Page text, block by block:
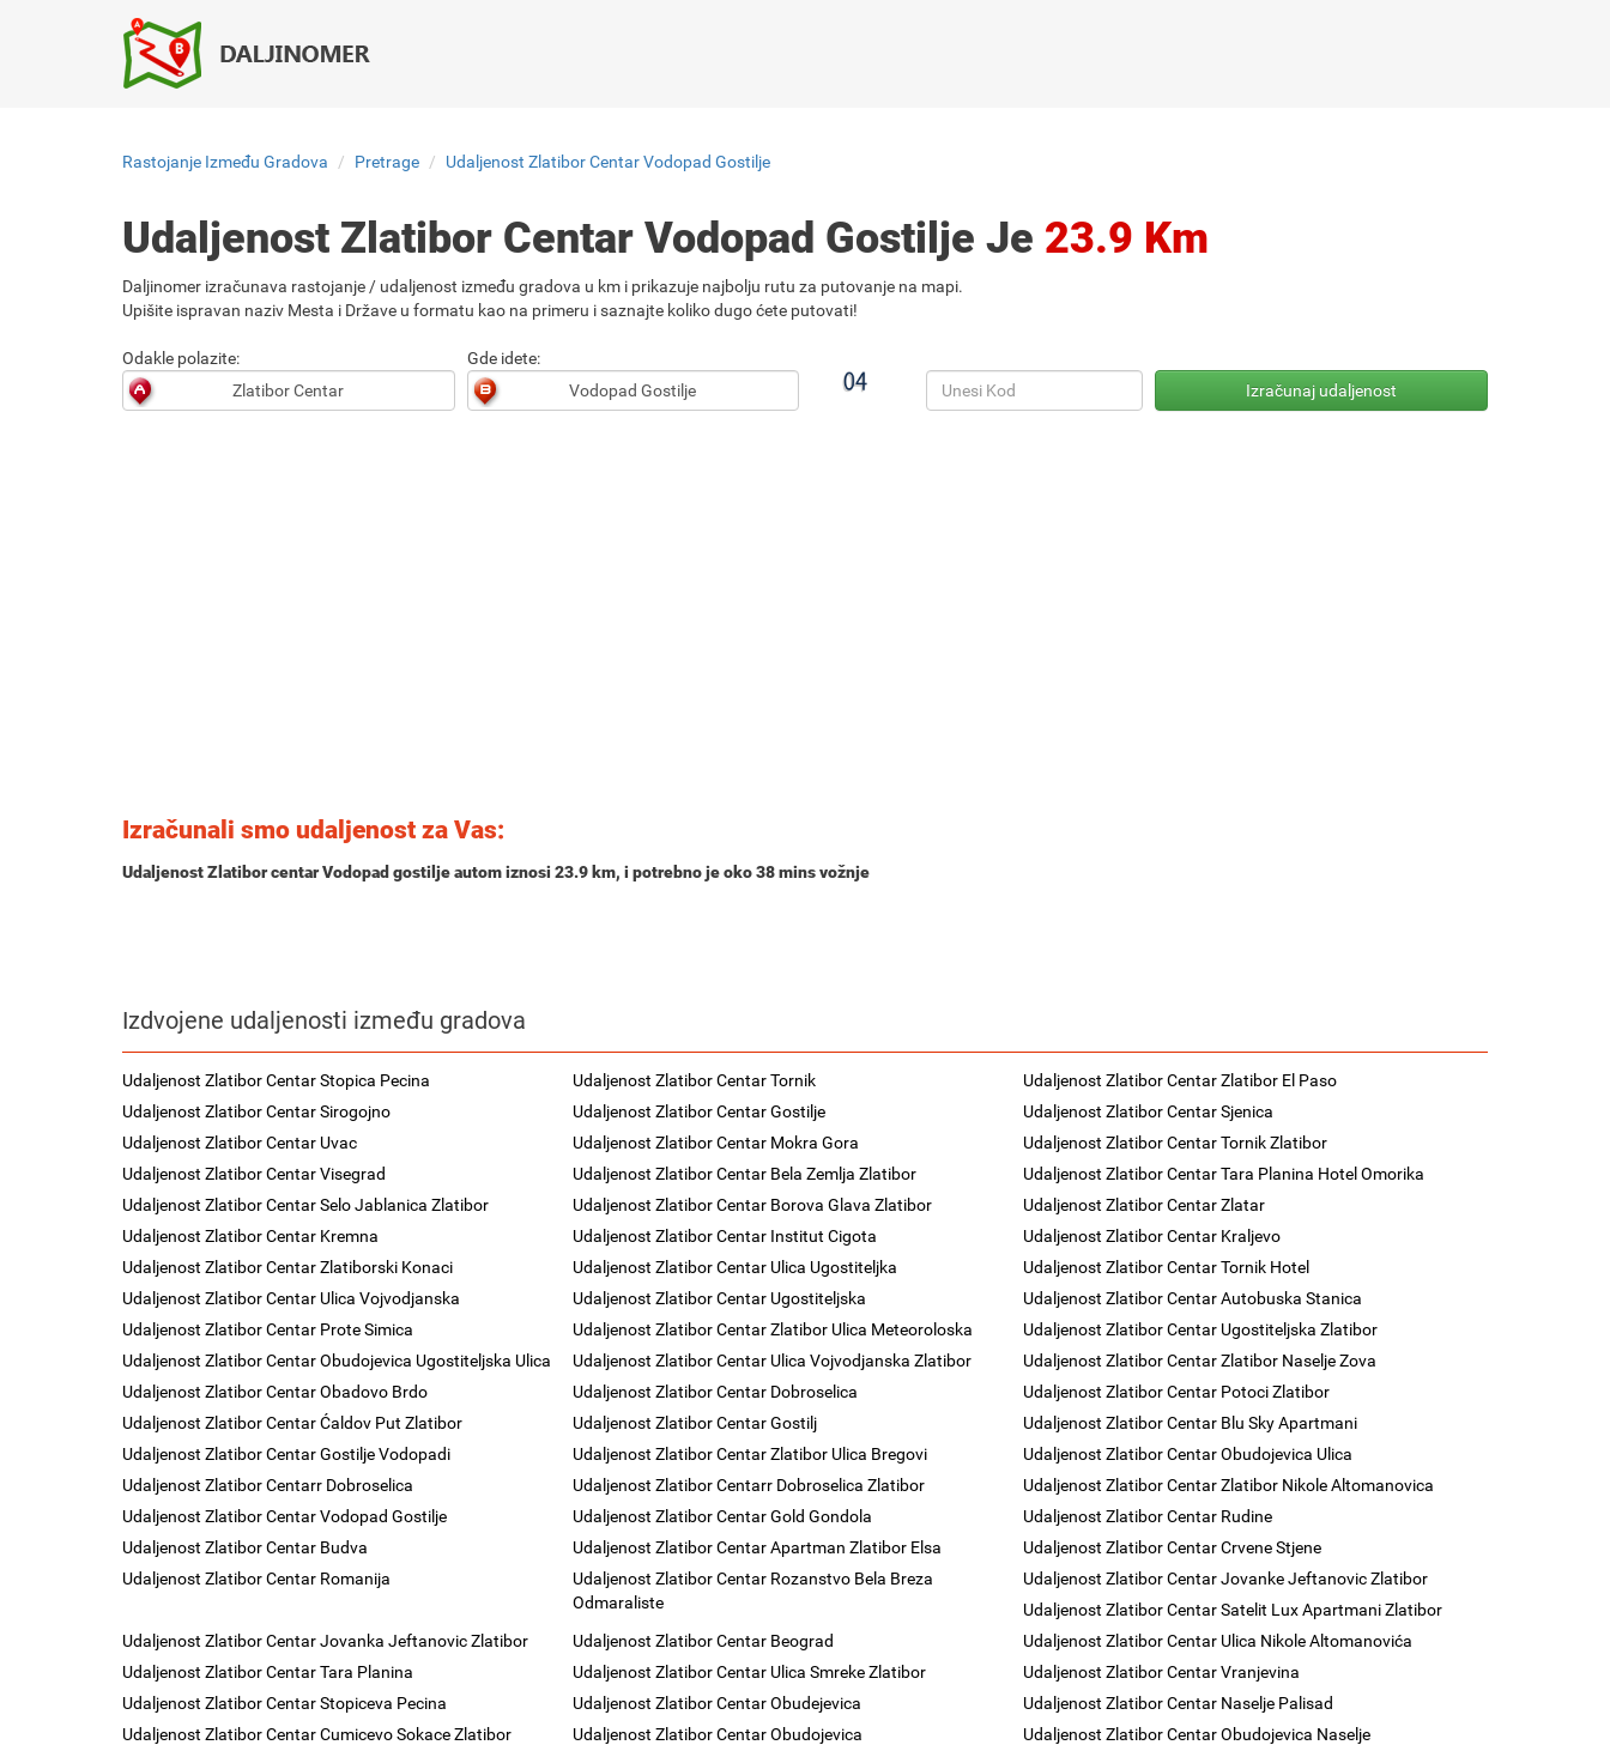
Rastojanje Između Gradova Pretrage Udaljenost Zlatibor Centar Vodopad Gostilje
Udaljenost Zlatibor Centar Vodopad Gostilje Je 23.9 Km
Daljinomer izračunava rastojanje / udaljenost između gradova u km i prikazuje najbolju rutu za putovanje na mapi.
Upišite ispravan naziv Mesta i Države u formatu kao na primeru i saznajte koliko dugo ćete putovati!
Odakle polazite: Gde idete:
Izračunali smo udaljenost za Vas:
Udaljenost Zlatibor centar Vodopad gostilje autom iznosi 23.9 km, i potrebno je oko38 minsvožnje
Izdvojene udaljenosti između gradova
Udaljenost Zlatibor Centar Stopica Pecina Udaljenost Zlatibor Centar Tornik
Udaljenost Zlatibor Centar Zlatibor El Paso
Udaljenost Zlatibor Centar Sirogojno
Udaljenost Zlatibor Centar Gostilje
Udaljenost Zlatibor Centar Sjenica
Udaljenost Zlatibor Centar Uvac
Udaljenost Zlatibor Centar Mokra Gora
Udaljenost Zlatibor Centar Tornik Zlatibor
Udaljenost Zlatibor Centar Visegrad
Udaljenost Zlatibor Centar Bela Zemlja Zlatibor
Udaljenost Zlatibor Centar Tara Planina Hotel Omorika
Udaljenost Zlatibor Centar Selo Jablanica Zlatibor
Udaljenost Zlatibor Centar Borova Glava Zlatibor
Udaljenost Zlatibor Centar Zlatar
Udaljenost Zlatibor Centar Kremna
Udaljenost Zlatibor Centar Institut Cigota
Udaljenost Zlatibor Centar Kraljevo
Udaljenost Zlatibor Centar Zlatiborski Konaci
Udaljenost Zlatibor Centar Ulica Ugostiteljka
Udaljenost Zlatibor Centar Tornik Hotel
Udaljenost Zlatibor Centar Ulica Vojvodjanska
Udaljenost Zlatibor Centar Ugostiteljska
Udaljenost Zlatibor Centar Autobuska Stanica
Udaljenost Zlatibor Centar Prote Simica
Udaljenost Zlatibor Centar Zlatibor Ulica Meteoroloska
Udaljenost Zlatibor Centar Ugostiteljska Zlatibor
Udaljenost Zlatibor Centar Obudojevica Ugostiteljska Ulica
Udaljenost Zlatibor Centar Ulica Vojvodjanska Zlatibor
Udaljenost Zlatibor Centar Zlatibor Naselje Zova
Udaljenost Zlatibor Centar Obadovo Brdo
Udaljenost Zlatibor Centar Dobroselica
Udaljenost Zlatibor Centar Potoci Zlatibor
Udaljenost Zlatibor Centar Ćaldov Put Zlatibor
Udaljenost Zlatibor Centar Gostilj
Udaljenost Zlatibor Centar Blu Sky Apartmani
Udaljenost Zlatibor Centar Gostilje Vodopadi
Udaljenost Zlatibor Centar Zlatibor Ulica Bregovi
Udaljenost Zlatibor Centar Obudojevica Ulica
Udaljenost Zlatibor Centarr Dobroselica
Udaljenost Zlatibor Centarr Dobroselica Zlatibor
Udaljenost Zlatibor Centar Zlatibor Nikole Altomanovica
Udaljenost Zlatibor Centar Vodopad Gostilje
Udaljenost Zlatibor Centar Gold Gondola
Udaljenost Zlatibor Centar Rudine
Udaljenost Zlatibor Centar Budva
Udaljenost Zlatibor Centar Apartman Zlatibor Elsa
Udaljenost Zlatibor Centar Crvene Stjene
Udaljenost Zlatibor Centar Romanija
Udaljenost Zlatibor Centar Rozanstvo Bela Breza
Odmaraliste
Udaljenost Zlatibor Centar Jovanke Jeftanovic Zlatibor
Udaljenost Zlatibor Centar Satelit Lux Apartmani Zlatibor
Udaljenost Zlatibor Centar Jovanka Jeftanovic Zlatibor
Udaljenost Zlatibor Centar Beograd
Udaljenost Zlatibor Centar Ulica Nikole Altomanovića
Udaljenost Zlatibor Centar Tara Planina
Udaljenost Zlatibor Centar Ulica Smreke Zlatibor
Udaljenost Zlatibor Centar Vranjevina
Udaljenost Zlatibor Centar Stopiceva Pecina
Udaljenost Zlatibor Centar Obudejevica
Udaljenost Zlatibor Centar Naselje Palisad
Udaljenost Zlatibor Centar Cumicevo Sokace Zlatibor
Udaljenost Zlatibor Centar Obudojevica
Udaljenost Zlatibor Centar Obudojevica Naselje